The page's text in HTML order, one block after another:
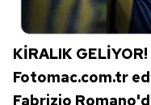
KİRALIK GELİYOR!
Fotomac.com.tr
Fabrizio